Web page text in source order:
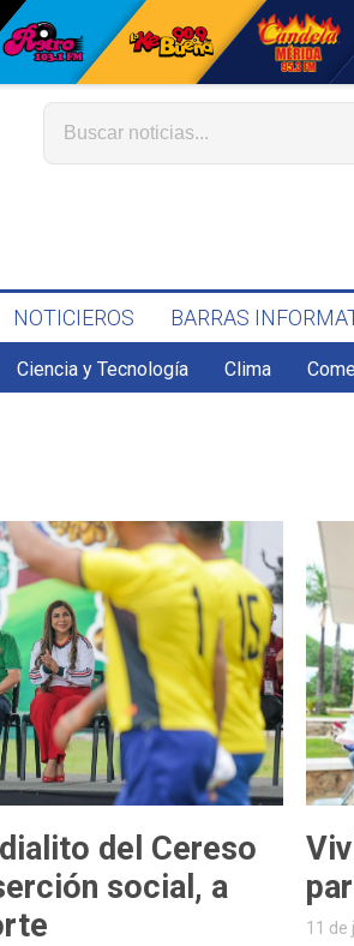
NOTICIEROS BARRAS
Ciencia y Tecnología Clima
del Cereso
social, a
11 de